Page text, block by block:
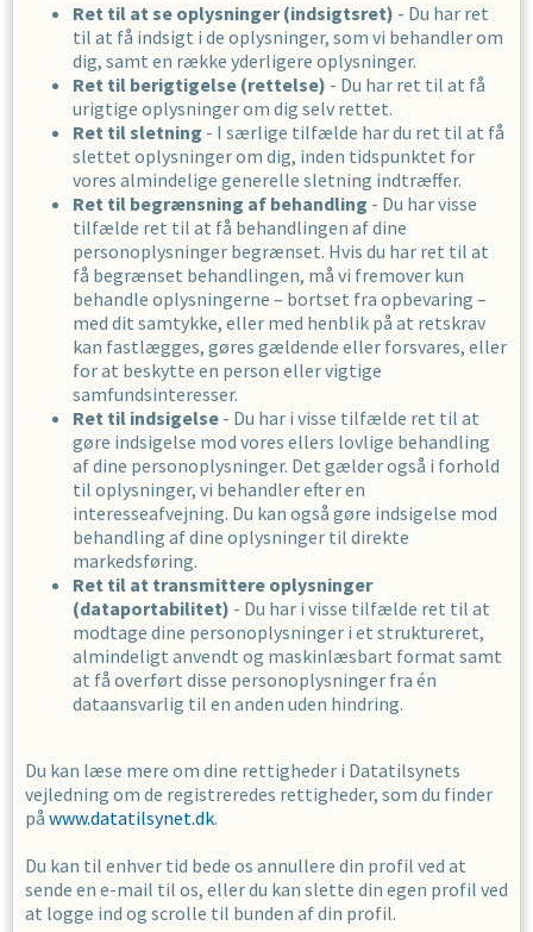
Ret til at se oplysninger (indsigtsret) - Du har ret
til at få indsigt i de oplysninger, som vi behandler om
dig, samt en række yderligere oplysninger.
Ret til berigtigelse (rettelse) - Du har ret til at få
urigtige oplysninger om dig selv rettet.
Ret til sletning - I særlige tilfælde har du ret til at få
slettet oplysninger om dig, inden tidspunktet for
vores almindelige generelle sletning indtræffer.
Ret til begrænsning af behandling - Du har visse
tilfælde ret til at få behandlingen af dine
personoplysninger begrænset. Hvis du har ret til at
få begrænset behandlingen, må vi fremover kun
behandle oplysningerne – bortset fra opbevaring –
med dit samtykke, eller med henblik på at retskrav
kan fastlægges, gøres gældende eller forsvares, eller
for at beskytte en person eller vigtige
samfundsinteresser.
Ret til indsigelse - Du har i visse tilfælde ret til at
gøre indsigelse mod vores ellers lovlige behandling
af dine personoplysninger. Det gælder også i forhold
til oplysninger, vi behandler efter en
interesseafvejning. Du kan også gøre indsigelse mod
behandling af dine oplysninger til direkte
markedsføring.
Ret til at transmittere oplysninger
(dataportabilitet) - Du har i visse tilfælde ret til at
modtage dine personoplysninger i et struktureret,
almindeligt anvendt og maskinlæsbart format samt
at få overført disse personoplysninger fra én
dataansvarlig til en anden uden hindring.
Du kan læse mere om dine rettigheder i Datatilsynets
vejledning om de registreredes rettigheder, som du finder
på www.datatilsynet.dk.
Du kan til enhver tid bede os annullere din profil ved at
sende en e-mail til os, eller du kan slette din egen profil ved
at logge ind og scrolle til bunden af din profil.